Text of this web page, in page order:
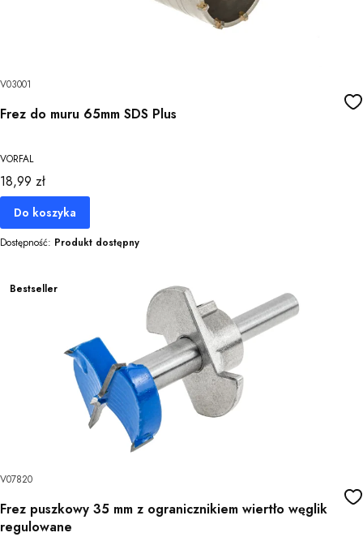
V03001
Frez do muru 65mm SDS Plus
VORFAL
Cena
18,99 zł
Do koszyka
Dostępność: Produkt dostępny
Bestseller
V07820
Frez puszkowy 35 mm z ogranicznikiem wiertło węglik
regulowane